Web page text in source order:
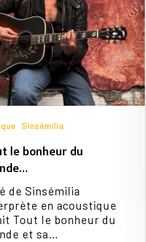
Sinsémilia
le bonheur du
de Sinsémilia
en acoustique
Tout le bonheur du
et sa…